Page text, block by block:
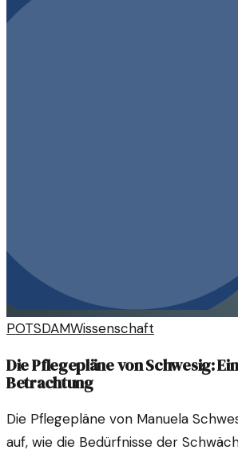
POTSDAMWissenschaft
Die Pflegepläne von Schwesig:
Betrachtung
Die Pflegepläne von Manuela
auf, wie die Bedürfnisse der